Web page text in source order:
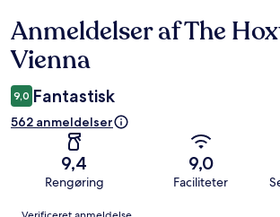
Anmeldelser
Anmeldelser af The
Vienna
9,0 Fantastisk
562 anmeldelser
9,4
Rengøring
9,0
Faciliteter
Anmeldelser